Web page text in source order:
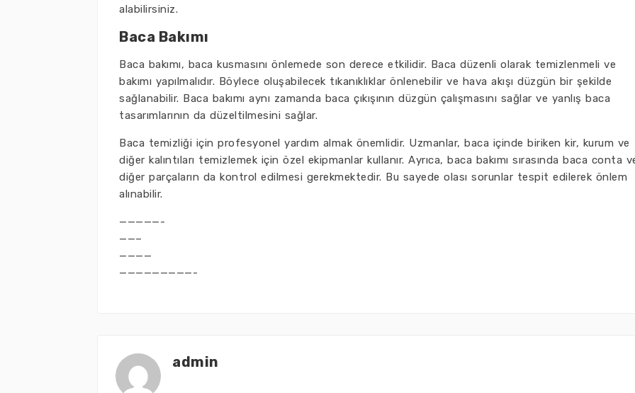
alabilirsiniz.
Baca Bakımı
Baca bakımı, baca kusmasını önlemede son derece etkilidir. Baca düzenli olarak temizlenmeli ve
bakımı yapılmalıdır. Böylece oluşabilecek tıkanıklıklar önlenebilir ve hava akışı düzgün bir şekilde
sağlanabilir. Baca bakımı aynı zamanda baca çıkışının düzgün çalışmasını sağlar ve yanlış baca
tasarımlarının da düzeltilmesini sağlar.
Baca temizliği için profesyonel yardım almak önemlidir. Uzmanlar, baca içinde biriken kir, kurum ve
diğer kalıntıları temizlemek için özel ekipmanlar kullanır. Ayrıca, baca bakımı sırasında baca conta
diğer parçaların da kontrol edilmesi gerekmektedir. Bu sayede olası sorunlar tespit edilerek önlem
alınabilir.
—————-
——–
————
—————————-
admin